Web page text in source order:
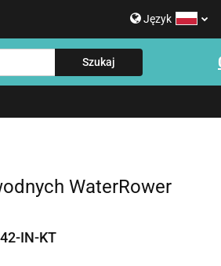
Język
klienta
WaterRower
IN-KT